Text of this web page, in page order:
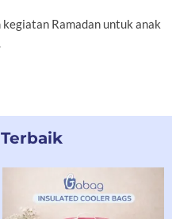
Ramadan untuk anak